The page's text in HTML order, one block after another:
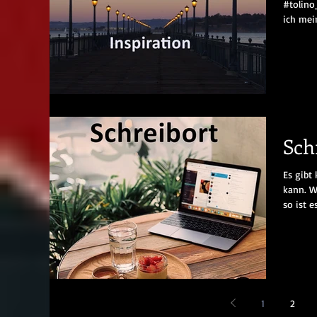
ich
Es gibt
kann.
so ist
1 2